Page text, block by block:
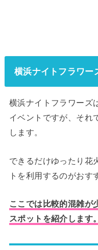
横浜ナイトフラワー
横浜ナイトフラワーズ
イベントですが、それ
します。
できるだけゆったり花
トを利用するのがおす
ここでは比較的混雑が
スポットを紹介します。